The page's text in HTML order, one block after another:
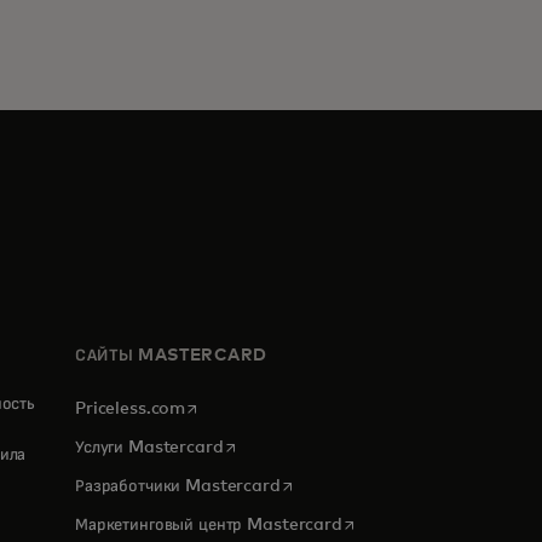
САЙТЫ MASTERCARD
Priceless.com opens in a new tab
Услуги Mastercardopens in a new tab
Разработчики Mastercardopens in a new tab
Маркетинговый центр Mastercardopens in a new tab